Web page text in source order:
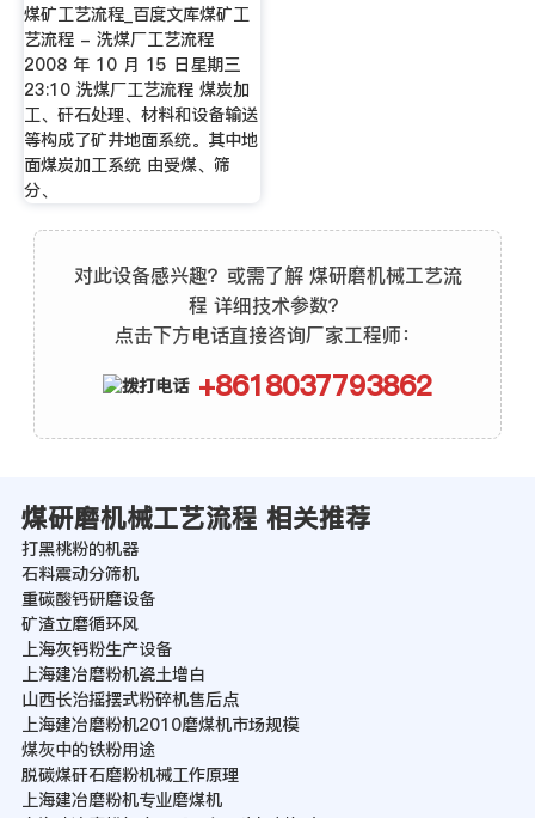
煤矿工艺流程_百度文库煤矿工
艺流程 - 洗煤厂工艺流程
2008 年 10 月 15 日星期三
23:10 洗煤厂工艺流程 煤炭加
工、矸石处理、材料和设备输送
等构成了矿井地面系统。其中地
面煤炭加工系统 由受煤、筛
分、
对此设备感兴趣？或需了解 煤研磨机械工艺流
程 详细技术参数？
点击下方电话直接咨询厂家工程师：
+8618037793862
煤研磨机械工艺流程 相关推荐
打黑桃粉的机器
石料震动分筛机
重碳酸钙研磨设备
矿渣立磨循环风
上海灰钙粉生产设备
上海建冶磨粉机瓷土增白
山西长治摇摆式粉碎机售后点
上海建冶磨粉机2010磨煤机市场规模
煤灰中的铁粉用途
脱碳煤矸石磨粉机械工作原理
上海建冶磨粉机专业磨煤机